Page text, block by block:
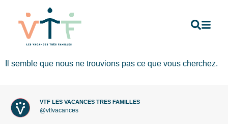
Il semble que nous ne trouvions pas ce que vous cherchez.
VTF LES VACANCES TRES FAMILLES
@vtfvacances